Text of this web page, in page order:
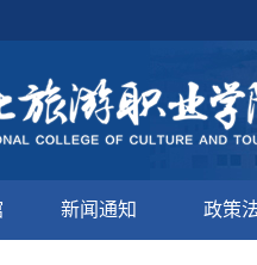
新闻通知 政策